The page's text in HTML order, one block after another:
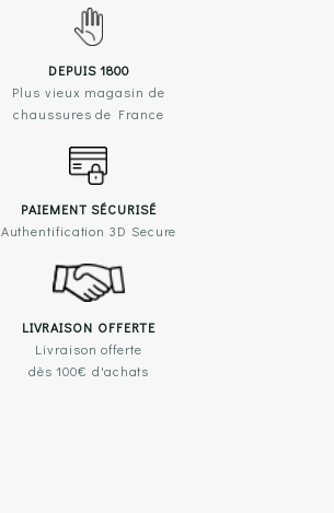
DEPUIS 1800
Plus vieux magasin de
chaussures de France
PAIEMENT SÉCURISÉ
Authentification 3D Secure
LIVRAISON OFFERTE
Livraison offerte
dès 100€ d'achats